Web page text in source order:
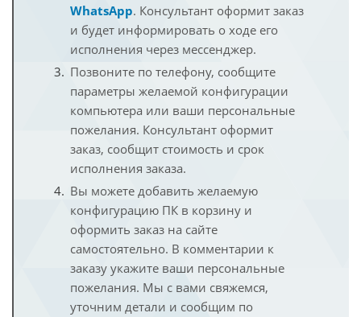
WhatsApp. Консультант оформит заказ
и будет информировать о ходе его
исполнения через мессенджер.
Позвоните по телефону, сообщите
параметры желаемой конфигурации
компьютера или ваши персональные
пожелания. Консультант оформит
заказ, сообщит стоимость и срок
исполнения заказа.
Вы можете добавить желаемую
конфигурацию ПК в корзину и
оформить заказ на сайте
самостоятельно. В комментарии к
заказу укажите ваши персональные
пожелания. Мы с вами свяжемся,
уточним детали и сообщим по